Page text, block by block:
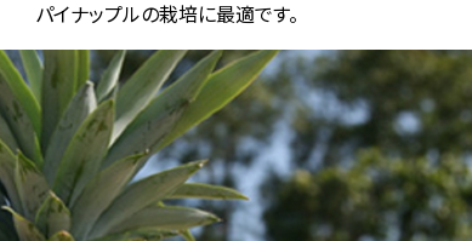
パイナップルの栽培に最適です。